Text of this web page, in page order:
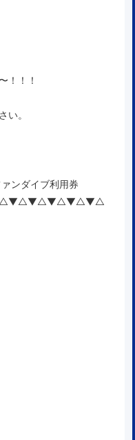
！！！
い。
ンダイブ利用券